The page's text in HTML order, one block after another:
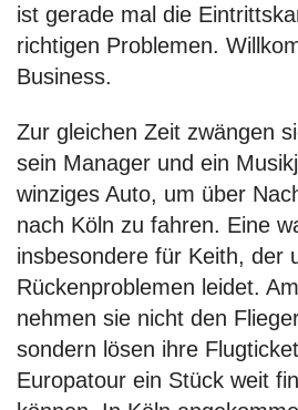
ist gerade mal die
richtigen Problemen.
Business.
Zur gleichen Zeit zwängen
sein Manager und ein
winziges Auto, um über
nach Köln zu fahren. Eine
insbesondere für Keith, der
Rückenproblemen leidet.
nehmen sie nicht den
sondern lösen ihre
Europatour ein Stück weit